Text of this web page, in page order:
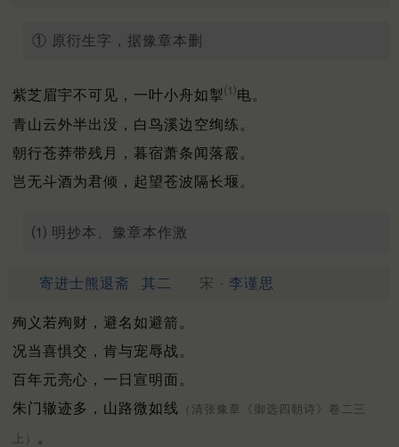
① 原衍生字，据豫章本删
紫芝眉宇不可见，一叶小舟如掣⑴电。
青山云外半出没，白鸟溪边空绚练。
朝行苍莽带残月，暮宿萧条闻落霰。
岂无斗酒为君倾，起望苍波隔长堰。
⑴ 明抄本、豫章本作激
寄进士熊退斋 其二 宋 · 李谨思
殉义若殉财，避名如避箭。
况当喜惧交，肯与宠辱战。
百年元亮心，一日宣明面。
朱门辙迹多，山路微如线
（清张豫章《御选四朝诗》卷二三
上） 。